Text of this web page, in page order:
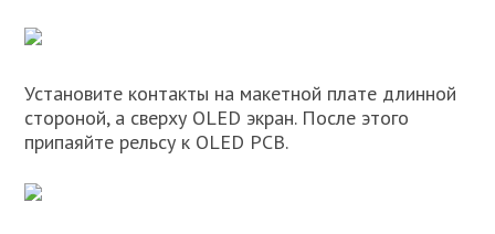
Установите контакты на макетной плате длинной
стороной, а сверху OLED экран. После этого
припаяйте рельсу к OLED PCB.